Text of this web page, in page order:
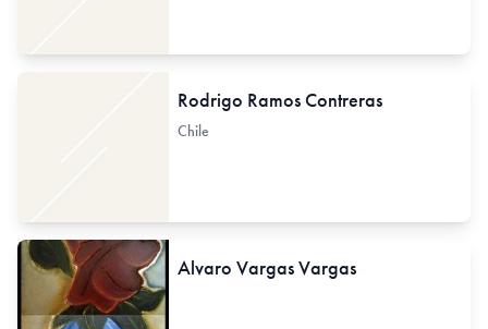
Rodrigo Ramos Contreras
Chile
Alvaro Vargas Vargas